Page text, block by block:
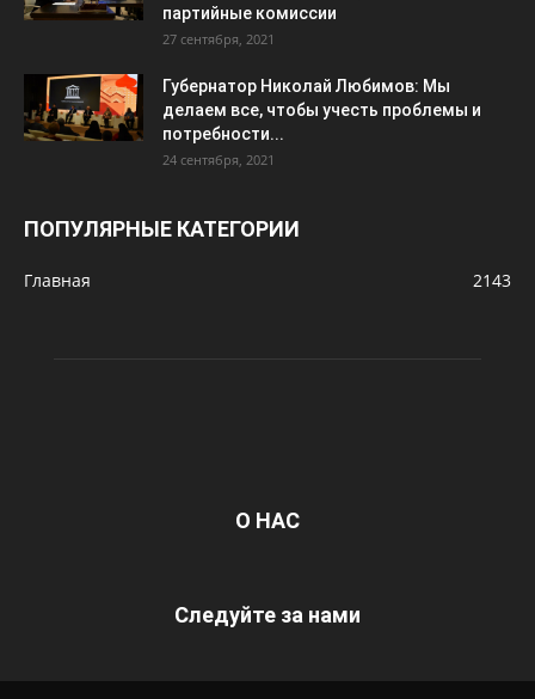
партийные комиссии
27 сентября, 2021
Губернатор Николай Любимов: Мы
делаем все, чтобы учесть проблемы и
потребности...
24 сентября, 2021
ПОПУЛЯРНЫЕ КАТЕГОРИИ
Главная 2143
О НАС
Следуйте за нами